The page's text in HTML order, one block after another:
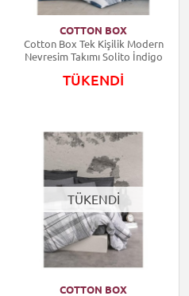
COTTON BOX
Cotton Box Tek Kişilik Modern
Nevresim Takımı Solito İndigo
TÜKENDİ
TÜKENDİ
COTTON BOX